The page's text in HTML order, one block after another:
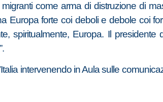
come arma di distruzione di
Europa forte coi deboli e debole coi
spiritualmente, Europa. Il
intervenendo in Aula sulle